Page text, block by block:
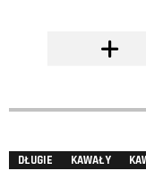
DŁUGIE KAWAŁY